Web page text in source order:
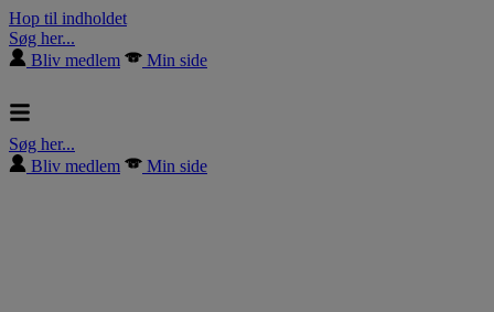
Hop til indholdet
Søg her...
Bliv medlem
Min side
Søg her...
Bliv medlem
Min side